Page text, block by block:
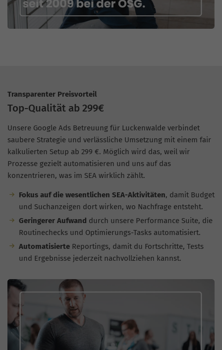
Transparenter Preisvorteil
Top-Qualität ab 299€
Unsere Google Ads Betreuung für Luckenwalde verbindet
saubere Strategie und verlässliche Umsetzung mit einem fair
kalkulierten Setup ab 299 €. Möglich wird das, weil wir
Prozesse gezielt automatisieren und uns auf das
konzentrieren, was im SEA wirklich zählt.
Fokus auf die wesentlichen SEA-Aktivitäten, damit Budget
und Suchanzeigen dort wirken, wo Nachfrage entsteht.
Geringerer Aufwand durch unsere Performance Suite, die
Routinechecks und Optimierungs-Tasks automatisiert.
AutomatisierteReportings, damit du Fortschritte, Tests
und Ergebnisse jederzeit nachvollziehen kannst.